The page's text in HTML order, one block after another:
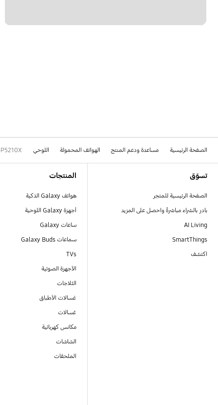
الصفحة الرئيسية مساعدة ودعم المنتج الهواتف المحمولة اللوحي
تسوّق
الصفحة الرئيسية للمتجر
بادر بالشراء مباشرةً واحصل على المزيد
AI Living
SmartThings
اكتشف
المنتجات
هواتف Galaxy الذكية
أجهزة Galaxy اللوحية
ساعات Galaxy
سماعات Galaxy Buds
TVs
الأجهزة الصوتية
الثلاجات
غسالات الأطباق
غسالات
مكانس كهربائية
الشاشات
الملحقات